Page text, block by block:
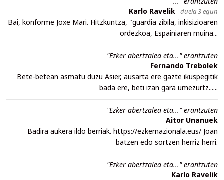
Karlo Ravelik duela 3 egun
Bai, konforme Joxe Mari. Hitzkuntza, "guardia zibila, inkisizioaren
ordezkoa, Espainiaren muina...
"Ezker abertzalea eta..." erantzuten
Fernando Trebolek
Bete-betean asmatu duzu Asier, ausarta ere gazte ikuspegitik
bada ere, beti izan gara umezurtz......
"Ezker abertzalea eta..." erantzuten
Aitor Unanuek
Badira aukera ildo berriak. https://ezkernazionala.eus/ Joan
batzen edo sortzen herriz herri.
"Ezker abertzalea eta..." erantzuten
Karlo Ravelik